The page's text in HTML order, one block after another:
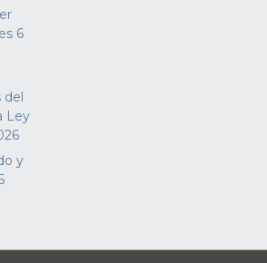
6
Ley
y